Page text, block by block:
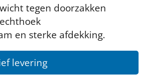
tegen doorzakken
en sterke afdekking.
levering